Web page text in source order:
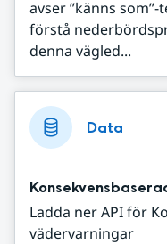
avser ”känns
förstå
denna vägled...
Data
Ladda ner API för
vädervarningar